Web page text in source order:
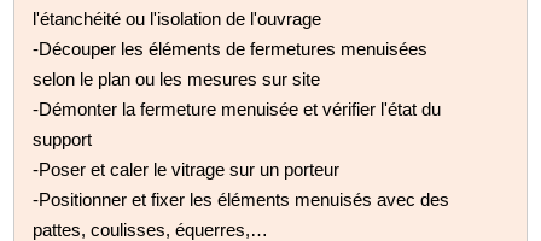
l'étanchéité ou l'isolation de l'ouvrage
-Découper les éléments de fermetures menuisées
selon le plan ou les mesures sur site
-Démonter la fermeture menuisée et vérifier l'état du
support
-Poser et caler le vitrage sur un porteur
-Positionner et fixer les éléments menuisés avec des
pattes, coulisses, équerres,…